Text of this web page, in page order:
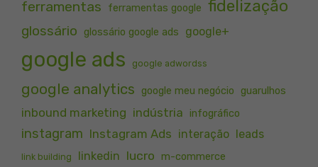
ferramentas ferramentas google fidelização
glossário glossário google ads google+
google ads google adwordss
google analytics google meu negócio guarulhos
inbound marketing indústria infográfico
instagram Instagram Ads interação leads
link building linkedin lucro m-commerce